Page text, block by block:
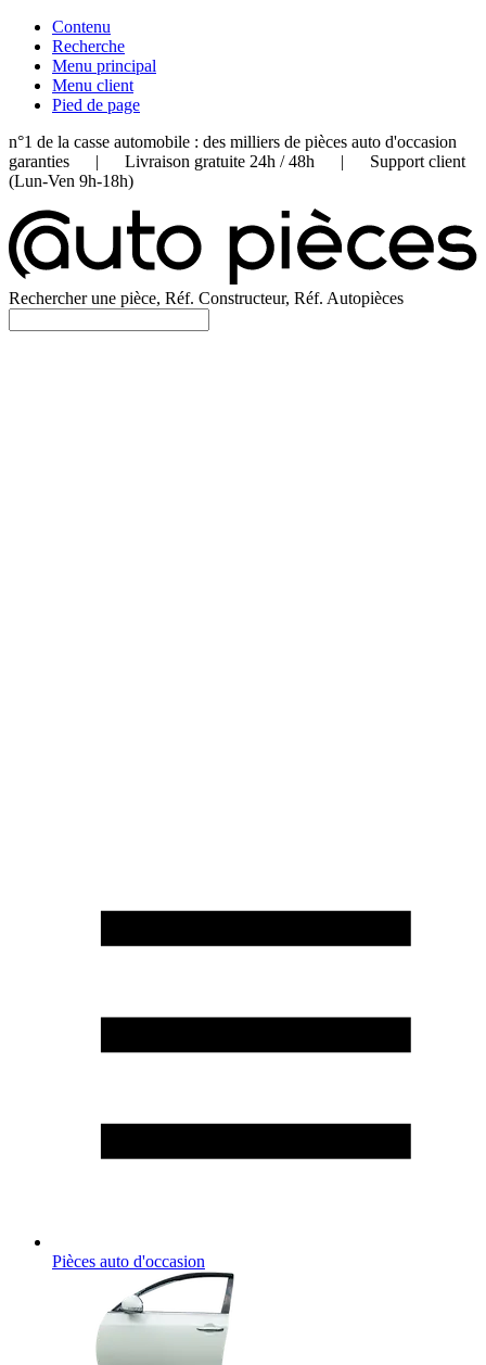
Contenu
Recherche
Menu principal
Menu client
Pied de page
n°1 de la casse automobile : des milliers de pièces auto d'occasion
garanties | Livraison gratuite 24h / 48h | Support client
(Lun-Ven 9h-18h)
Rechercher une pièce, Réf. Constructeur, Réf. Autopièces
Pièces auto d'occasion